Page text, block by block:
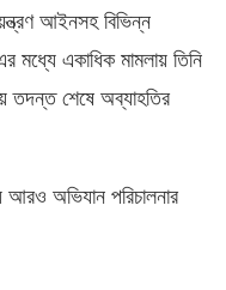
আইনসহ বিভিন্ন
মধ্যে একাধিক মামলায় তিনি
তদন্ত শেষে অব্যাহতির
আরও অভিযান পরিচালনার